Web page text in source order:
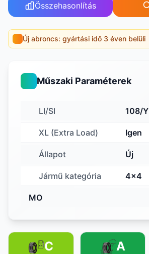
Összehasonlítás
Új abroncs: gyártási idő 3 éven belüli
Műszaki Paraméterek
LI/SI 108/Y
XL (Extra Load) Igen
Állapot Új
Jármű kategória 4x4
MO
C A